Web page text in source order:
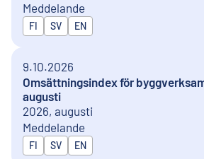
Meddelande
Publiceras på
FI SV EN
9.10.2026
Omsättningsindex för
augusti
2026, augusti
Meddelande
Publiceras på
FI SV EN